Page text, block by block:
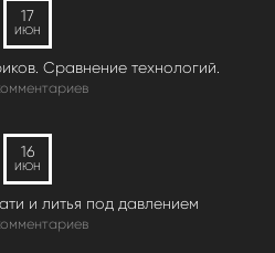
17
ИЮН
Сравнение технологий.
16
ИЮН
и литья под давлением